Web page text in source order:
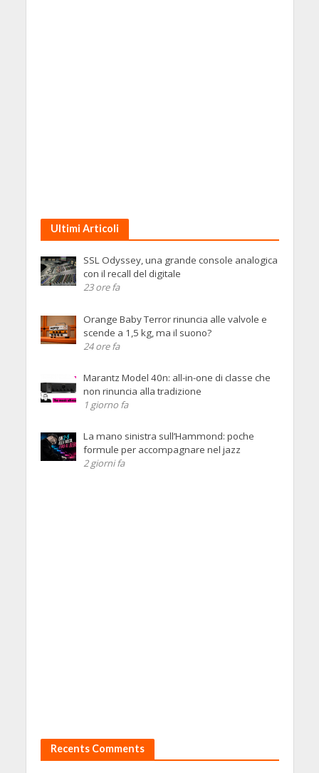
Ultimi Articoli
SSL Odyssey, una grande console analogica
con il recall del digitale
23 ore fa
Orange Baby Terror rinuncia alle valvole e
scende a 1,5 kg, ma il suono?
24 ore fa
Marantz Model 40n: all-in-one di classe che
non rinuncia alla tradizione
1 giorno fa
La mano sinistra sull’Hammond: poche
formule per accompagnare nel jazz
2 giorni fa
Recents Comments